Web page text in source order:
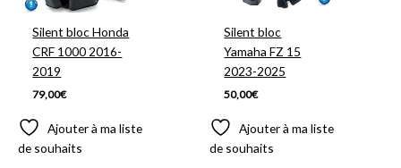
Silent bloc Honda
CRF 1000 2016-
2019
79,00€
Ajouter à ma liste
de souhaits
Silent bloc
Yamaha FZ 15
2023-2025
50,00€
Ajouter à ma liste
de souhaits